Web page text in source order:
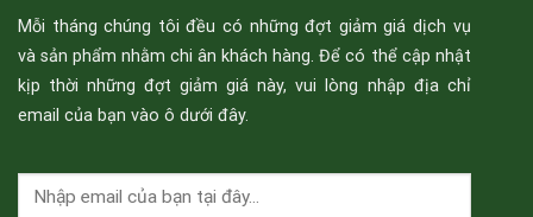
Mỗi tháng chúng tôi đều có những đợt giảm giá dịch vụ
và sản phẩm nhằm chi ân khách hàng. Để có thể cập nhật
kịp thời những đợt giảm giá này, vui lòng nhập địa chỉ
email của bạn vào ô dưới đây.